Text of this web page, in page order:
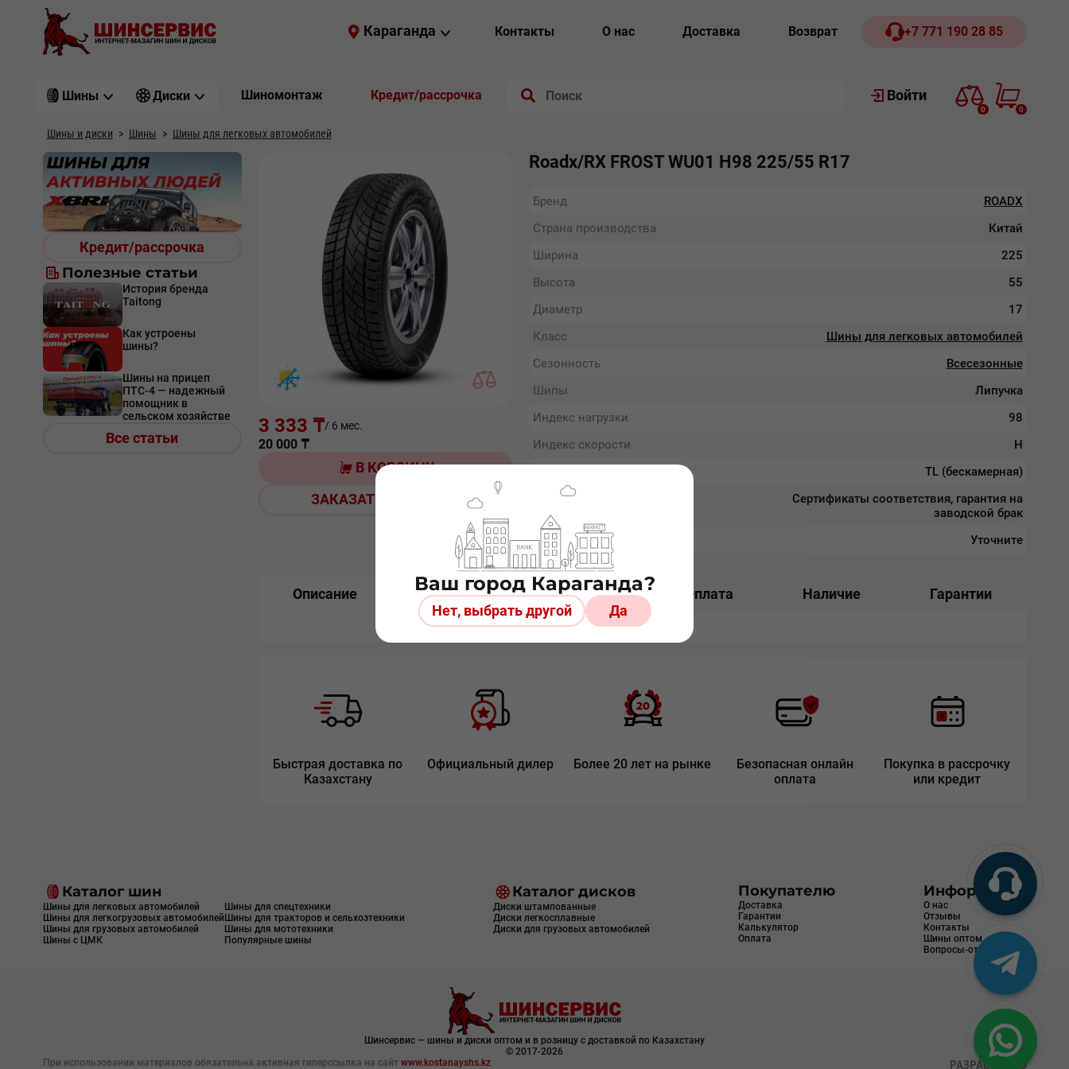
Караганда Контакты О нас Доставка Возврат +7 771 190 28 85
Шины Диски Шиномонтаж Кредит/рассрочка Войти
0 0
Шины и диски Шины Шины для легковых автомобилей
Кредит/рассрочка
Полезные статьи
История бренда
Taitong
Как устроены
шины?
Шины на прицеп
ПТС-4 — надежный
помощник в
сельском хозяйстве
Все статьи
3 333 ₸/ 6 мес.
20 000 ₸
В КОРЗИНУ
ЗАКАЗАТЬ ДОСТАВКУ
Roadx/RX FROST WU01 Н98 225/55 R17
Бренд
ROADX
Страна производства
Китай
Ширина
225
Высота
55
Диаметр
17
Класс
Шины для легковых автомобилей
Сезонность
Всесезонные
Шипы
Липучка
Индекс нагрузки
98
Индекс скорости
H
TL (бескамерная)
Сертификаты соответствия, гарантия на
заводской брак
Наличие
Уточните
Описание Отзывы Доставка Оплата Наличие Гарантии
Быстрая доставка по
Казахстану
Официальный дилер Более 20 лет на рынке
Безопасная онлайн
оплата
Покупка в рассрочку
или кредит
Каталог шин
Шины для легковых автомобилей
Шины для легкогрузовых автомобилей
Шины для грузовых автомобилей
Шины с ЦМК
Шины для спецтехники
Шины для тракторов и сельхозтехники
Шины для мототехники
Популярные шины
Каталог дисков
Диски штампованные
Диски легкосплавные
Диски для грузовых автомобилей
Покупателю
Доставка
Гарантии
Калькулятор
Оплата
Информация
О нас
Отзывы
Контакты
Шины оптом
Вопросы-ответы
Шинсервис — шины и диски оптом и в розницу с доставкой по Казахстану
© 2017-2026
При использовании материалов обязательна активная гиперссылка на сайт www.kostanayshs.kz
РАЗРАБОТАНО
Ваш город Караганда?
Нет, выбрать другой Да